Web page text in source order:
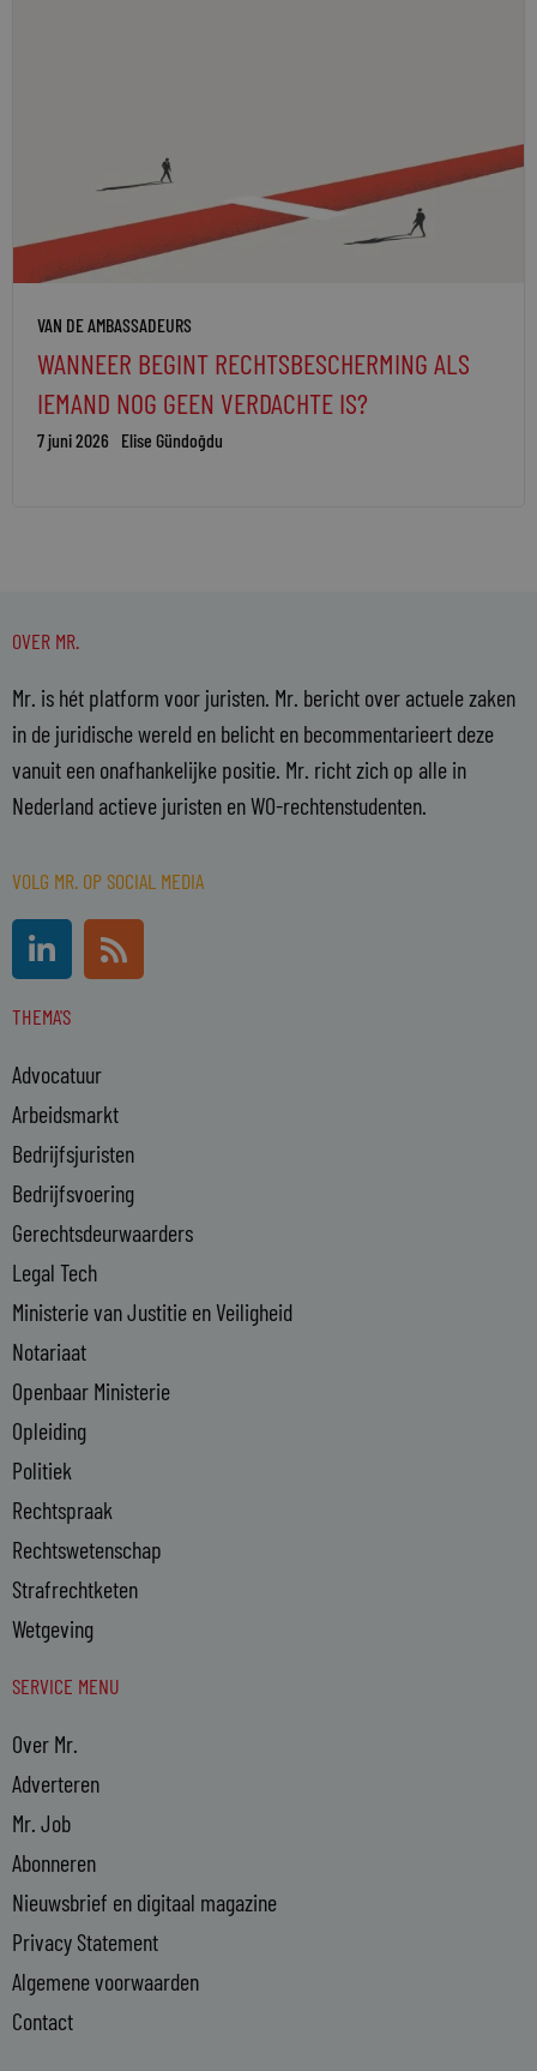
VAN DE AMBASSADEURS
WANNEER BEGINT RECHTSBESCHERMING ALS
IEMAND NOG GEEN VERDACHTE IS?
7 juni 2026 Elise Gündoğdu
OVER MR.
Mr. is hét platform voor juristen. Mr. bericht over actuele zaken
in de juridische wereld en belicht en becommentarieert deze
vanuit een onafhankelijke positie. Mr. richt zich op alle in
Nederland actieve juristen en WO-rechtenstudenten.
VOLG MR. OP SOCIAL MEDIA
L
i
k
d
i
n
-
i
n
R
s
THEMA'S
Advocatuur
Arbeidsmarkt
Bedrijfsjuristen
Bedrijfsvoering
Gerechtsdeurwaarders
Legal Tech
Ministerie van Justitie en Veiligheid
Notariaat
Openbaar Ministerie
Opleiding
Politiek
Rechtspraak
Rechtswetenschap
Strafrechtketen
Wetgeving
SERVICE MENU
Over Mr.
Adverteren
Mr. Job
Abonneren
Nieuwsbrief en digitaal magazine
Privacy Statement
Algemene voorwaarden
Contact